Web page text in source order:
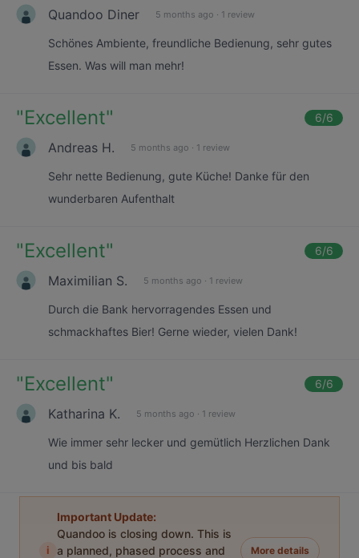
Quandoo Diner 5 months ago · 1 review
Schönes Ambiente, freundliche Bedienung, sehr gutes
Essen. Was will man mehr!
"Excellent" 6/6
Andreas H. 5 months ago · 1 review
Sehr nette Bedienung, gute Küche! Danke für den
wunderbaren Aufenthalt
"Excellent" 6/6
Maximilian S. 5 months ago · 1 review
Durch die Bank hervorragendes Essen und
schmackhaftes Bier! Gerne wieder, vielen Dank!
"Excellent" 6/6
Katharina K. 5 months ago · 1 review
Wie immer sehr lecker und gemütlich Herzlichen Dank
und bis bald
i
Important Update:
Quandoo is closing down. This is
a planned, phased process and
More details